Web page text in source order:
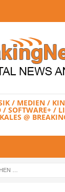
/ MEDIEN /
SOFTWARE+ /
@